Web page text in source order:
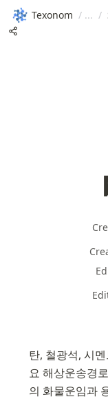
Texonom / /
탄, 철광석, 시
요 해상운송경
의 화물운임과